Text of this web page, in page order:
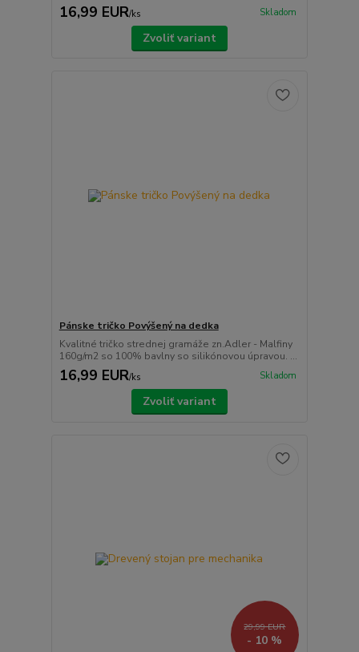
16,99 EUR/ks Skladom
Zvoliť variant
Pánske tričko Povýšený na dedka
Kvalitné tričko strednej gramáže zn.Adler - Malfiny
160g/m2 so 100% bavlny so silikónovou úpravou. ...
16,99 EUR/ks Skladom
Zvoliť variant
29,99 EUR
- 10 %